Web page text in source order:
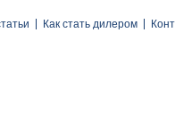
Как стать дилером